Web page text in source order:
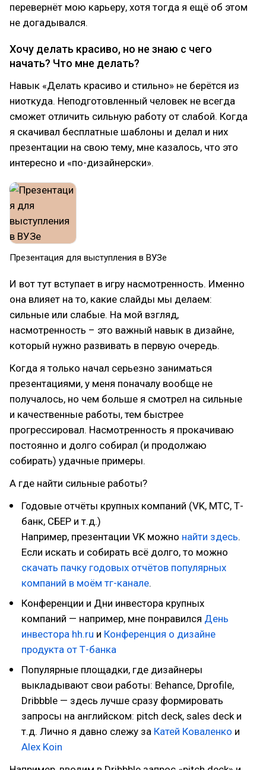
перевернёт мою карьеру, хотя тогда я ещё об этом
не догадывался.
Хочу делать красиво, но не знаю с чего
начать? Что мне делать?
Навык «Делать красиво и стильно» не берётся из
ниоткуда. Неподготовленный человек не всегда
сможет отличить сильную работу от слабой. Когда
я скачивал бесплатные шаблоны и делал и них
презентации на свою тему, мне казалось, что это
интересно и «по-дизайнерски».
Презентация для выступления в ВУЗе
И вот тут вступает в игру насмотренность. Именно
она влияет на то, какие слайды мы делаем:
сильные или слабые. На мой взгляд,
насмотренность – это важный навык в дизайне,
который нужно развивать в первую очередь.
Когда я только начал серьезно заниматься
презентациями, у меня поначалу вообще не
получалось, но чем больше я смотрел на сильные
и качественные работы, тем быстрее
прогрессировал. Насмотренность я прокачиваю
постоянно и долго собирал (и продолжаю
собирать) удачные примеры.
А где найти сильные работы?
Годовые отчёты крупных компаний (VK, МТС, Т-
банк, СБЕР и т.д.)
Например, презентации VK можно найти здесь.
Если искать и собирать всё долго, то можно
скачать пачку годовых отчётов популярных
компаний в моём тг-канале.
Конференции и Дни инвестора крупных
компаний — например, мне понравился День
инвестора hh.ru и Конференция о дизайне
продукта от Т-банка
Популярные площадки, где дизайнеры
выкладывают свои работы: Behance, Dprofile,
Dribbble — здесь лучше сразу формировать
запросы на английском: pitch deck, sales deck и
т.д. Лично я давно слежу за Катей Коваленко и
Alex Koin